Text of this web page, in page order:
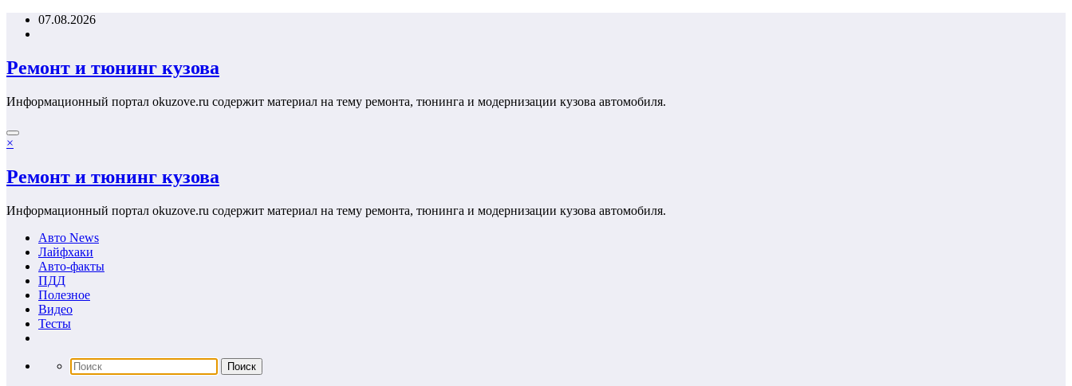
Перейти07.08.2026
Ремонт и тюнинг кузова
Информационный портал okuzove.ru содержит материал на тему ремонта, тюнинга и модернизации кузова автомобиля.
×
Ремонт и тюнинг кузова
Информационный портал okuzove.ru содержит материал на тему ремонта, тюнинга и модернизации кузова автомобиля.
Авто News
Лайфхаки
Авто-факты
ПДД
Полезное
Видео
Тесты